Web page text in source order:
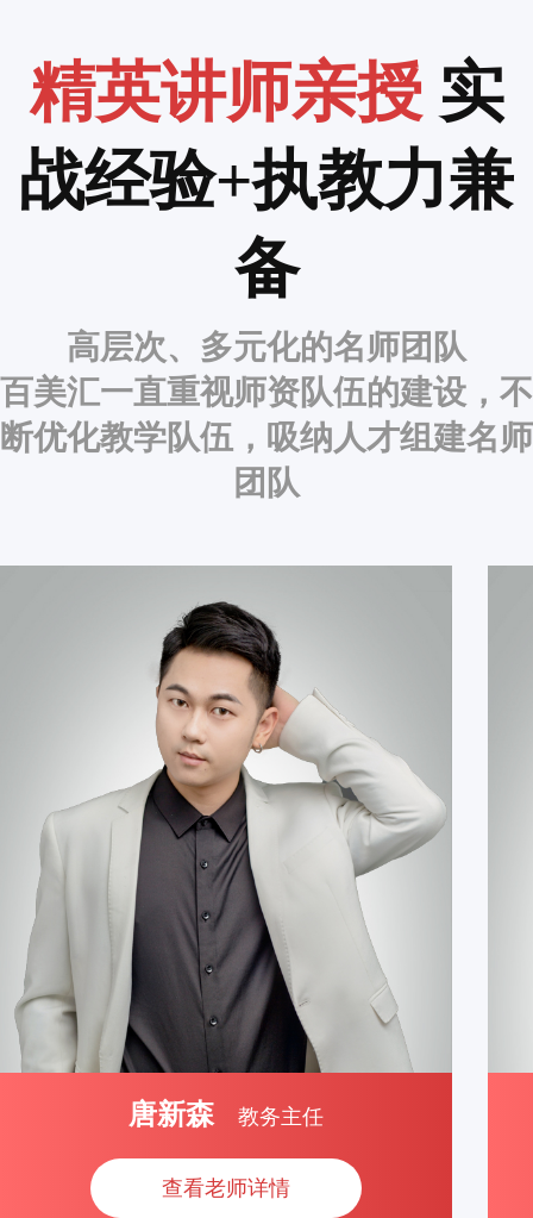
精英讲师亲授 实
战经验+执教力兼
备
高层次、多元化的名师团队
百美汇一直重视师资队伍的建设，不
断优化教学队伍，吸纳人才组建名师
团队
唐新森 教务主任
查看老师详情